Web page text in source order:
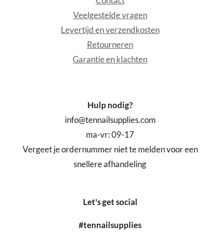
Veelgestelde vragen
Levertijd en verzendkosten
Retourneren
Garantie en klachten
Hulp nodig?
info@tennailsupplies.com
ma-vr: 09-17
Vergeet je ordernummer niet te melden voor een
snellere afhandeling
Let's get social
#tennailsupplies